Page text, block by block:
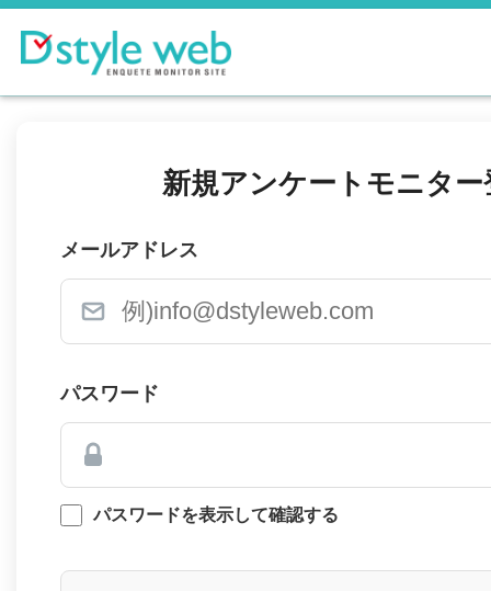
新規アンケートモニター
メールアドレス
パスワード
パスワードを表示して確認する